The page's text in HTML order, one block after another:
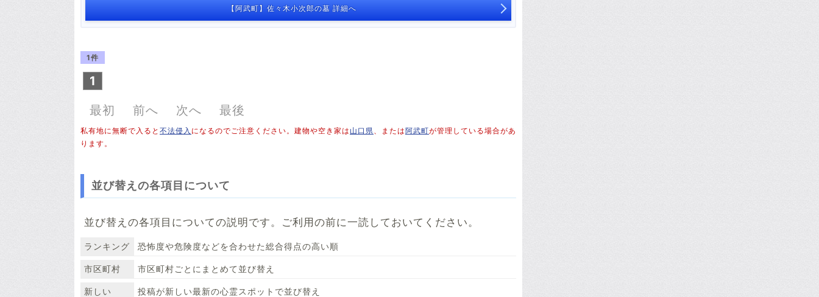
【阿武町】佐々木小次郎の墓 詳細へ
1件
1
最初
前へ 次へ 最後
私有地に無断で入ると 不法侵入 になるのでご注意ください。建物や空き家は 山口県、または阿武町が管理している場合があ
ります。
並び替えの各項目について
並び替えの各項目についての説明です。ご利用の前に一読しておいてください。
ランキング 恐怖度や危険度などを合わせた総合得点の高い順
市区町村 市区町村ごとにまとめて並び替え
新しい 投稿が新しい最新の心霊スポットで並び替え